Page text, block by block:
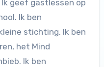
geef gastlessen op
Ik ben
stichting. Ik ben
het Mind
Ik ben